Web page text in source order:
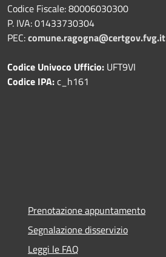
Codice Fiscale: 80006030300
P. IVA: 01433730304
PEC:comune.ragogna@certgov.fvg.it
Codice Univoco Ufficio: UFT9VI
Codice IPA:c_h161
Prenotazione appuntamento
Segnalazione disservizio
Leggi le FAQ